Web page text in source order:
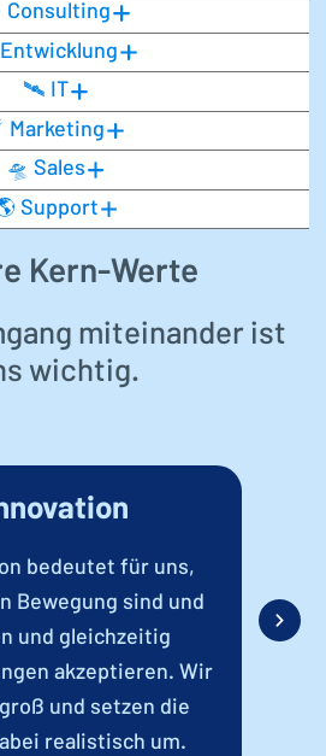
Consulting
🛰️ IT
Marketing
🛸 Sales
Support
Kern-Werte
miteinander ist
wichtig.
bedeutet für uns,
Bewegung sind und
und gleichzeitig
akzeptieren. Wir
und setzen die
realistisch um.